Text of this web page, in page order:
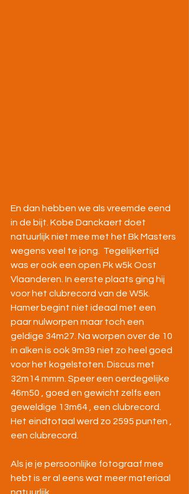
En dan hebben we als vreemde eend
in de bijt. Kobe Danckaert doet
natuurlijk niet mee met het Bk Masters
wegens veel te jong.  Tegelijkertijd
was er ook een open Pk w5k Oost
Vlaanderen. In eerste plaats ging hij
voor het clubrecord van de W5k.
Hamer begint niet ideaal met een
paar nulworpen maar toch een
geldige 34m27. Na worpen over de 10
in alken is ook 9m39 niet zo heel goed
voor het kogelstoten. Discus met
32m14 mmm. Speer een oerdegelijke
46m50 , goed en gewicht zelfs een
geweldige 13m64 , een clubrecord.
Het eindtotaal werd zo 2595 punten ,
een clubrecord.
Als je je persoonlijke fotograaf mee
hebt is er al eens wat meer materiaal